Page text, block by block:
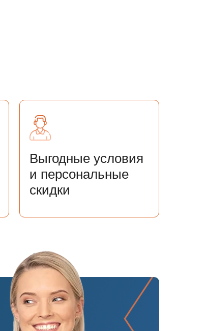
Выгодные условия
и персональные
скидки